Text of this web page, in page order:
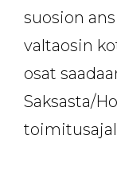
suosion
valtaosin
osat
Saksasta/